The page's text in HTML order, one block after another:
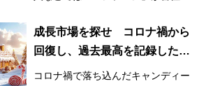
なブランドが上位に並んだ。
成長市場を探せ コロナ禍から
回復し、過去最高を記録したキ
ャンディー
コロナ禍で落ち込んだキャンディー